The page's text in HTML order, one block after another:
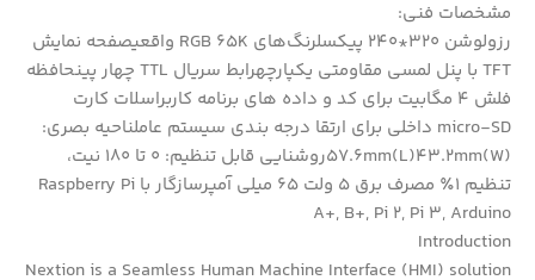
مشخصات فنی:
رزولوشن 320*240 پیکسلرنگ‌های RGB 65K واقعیصفحه نمایش
TFT با پنل لمسی مقاومتی یکپارچهرابط سریال TTL چهار پینحافظه
فلش 4 مگابیت برای کد و داده های برنامه کاربراسلات کارت
micro-SD داخلی برای ارتقا درجه بندی سیستم عاملناحیه بصری:
57.6mm(L)43.2mm(W)روشنایی قابل تنظیم: 0 تا 180 نیت،
تنظیم 1٪ مصرف برق 5 ولت 65 میلی آمپرسازگار با Raspberry Pi
A+, B+, Pi 2, Pi 3, Arduino
Introduction
Nextion is a Seamless Human Machine Interface (HMI) solution